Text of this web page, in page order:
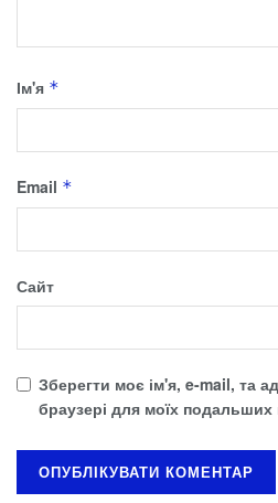
Ім'я *
Email *
Сайт
Зберегти моє ім'я, e-mail, та
браузері для моїх подальших